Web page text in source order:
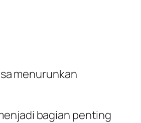
menurunkan
bagian penting